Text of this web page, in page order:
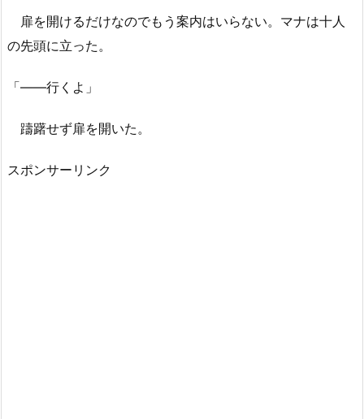
扉を開けるだけなのでもう案内はいらない。マナは十人
の先頭に立った。
「――行くよ」
躊躇せず扉を開いた。
スポンサーリンク